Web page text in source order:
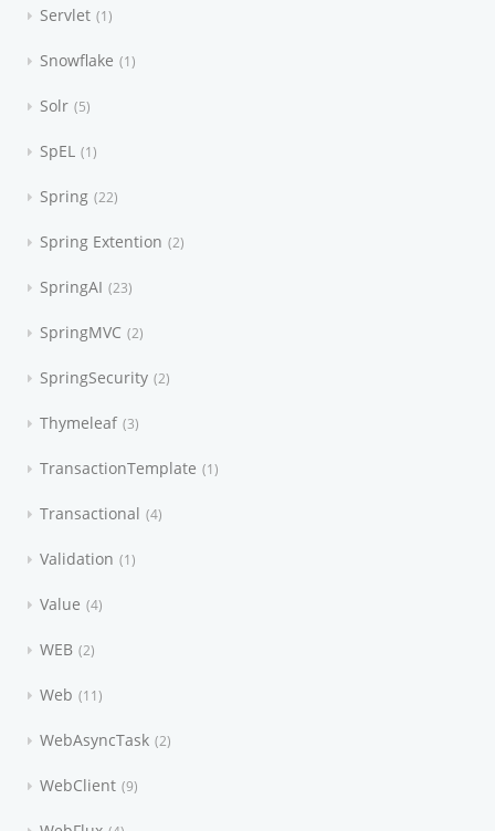
Servlet 1
Snowflake 1
Solr 5
SpEL 1
Spring 22
Spring Extention 2
SpringAI 23
SpringMVC 2
SpringSecurity 2
Thymeleaf 3
TransactionTemplate 1
Transactional 4
Validation 1
Value 4
WEB 2
Web 11
WebAsyncTask 2
WebClient 9